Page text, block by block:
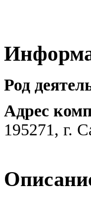
Род
Адрес
195271, г.